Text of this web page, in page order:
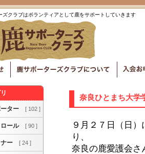
ズクラブはボランティアとして鹿をサポートしていきます
ーター [ 102 ]
ロール [ 90 ]
ナー [ 24 ]
奈良ひとまち大学
９月２７日（日
り、
奈良の鹿愛護会さ